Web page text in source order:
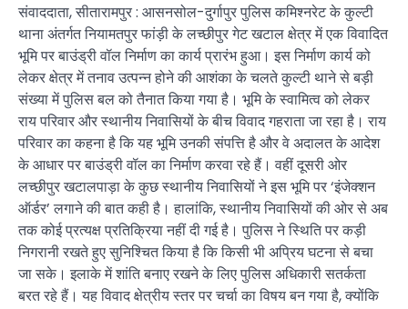
संवाददाता, सीतारामपुर : आसनसोल-दुर्गापुर पुलिस कमिश्नरेट के कुल्टी
थाना अंतर्गत नियामतपुर फांड़ी के लच्छीपुर गेट खटाल क्षेत्र में एक विवादित
भूमि पर बाउंड्री वॉल निर्माण का कार्य प्रारंभ हुआ। इस निर्माण कार्य को
लेकर क्षेत्र में तनाव उत्पन्न होने की आशंका के चलते कुल्टी थाने से बड़ी
संख्या में पुलिस बल को तैनात किया गया है। भूमि के स्वामित्व को लेकर
राय परिवार और स्थानीय निवासियों के बीच विवाद गहराता जा रहा है। राय
परिवार का कहना है कि यह भूमि उनकी संपत्ति है और वे अदालत के आदेश
के आधार पर बाउंड्री वॉल का निर्माण करवा रहे हैं। वहीं दूसरी ओर
लच्छीपुर खटालपाड़ा के कुछ स्थानीय निवासियों ने इस भूमि पर ‘इंजेक्शन
ऑर्डर’ लगाने की बात कही है। हालांकि, स्थानीय निवासियों की ओर से अब
तक कोई प्रत्यक्ष प्रतिक्रिया नहीं दी गई है। पुलिस ने स्थिति पर कड़ी
निगरानी रखते हुए सुनिश्चित किया है कि किसी भी अप्रिय घटना से बचा
जा सके। इलाके में शांति बनाए रखने के लिए पुलिस अधिकारी सतर्कता
बरत रहे हैं। यह विवाद क्षेत्रीय स्तर पर चर्चा का विषय बन गया है, क्योंकि